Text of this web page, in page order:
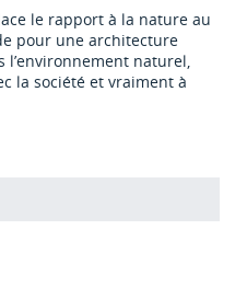
le rapport à la nature au
pour une architecture
l’environnement naturel,
la société et vraiment à